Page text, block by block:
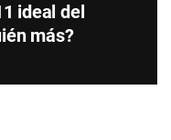
ideal del
más?